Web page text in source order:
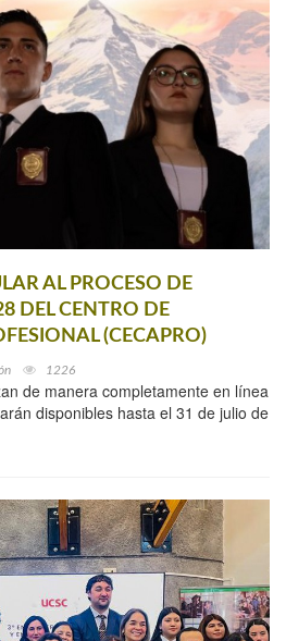
AL PROCESO DE
DEL CENTRO DE
(CECAPRO)
1226
de manera completamente en línea
disponibles hasta el 31 de julio de